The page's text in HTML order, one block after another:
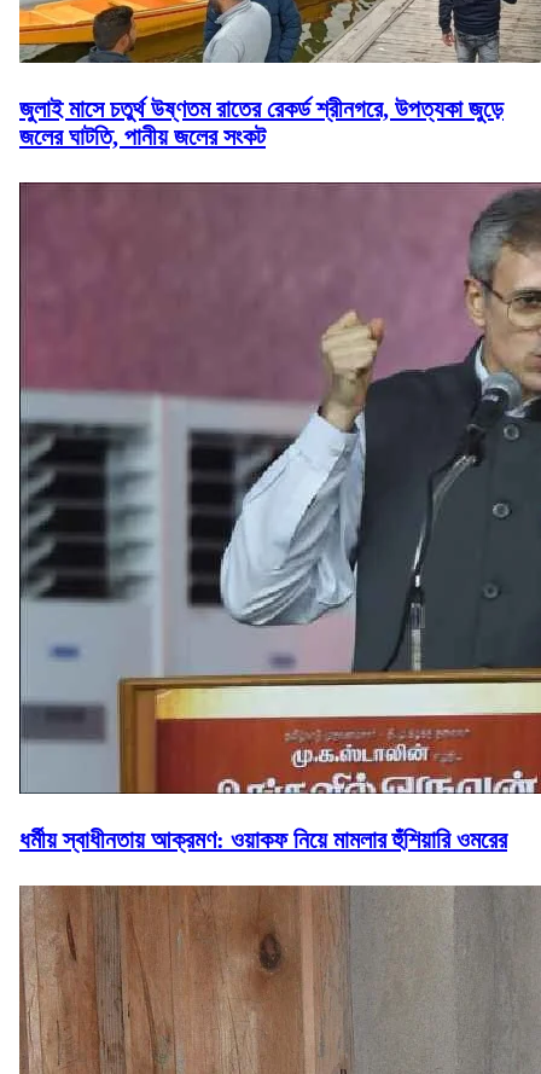
জুলাই মাসে চতুর্থ উষ্ণতম রাতের রেকর্ড শ্রীনগরে, উপত্যকা জুড়ে
জলের ঘাটতি, পানীয় জলের সংকট
ধর্মীয় স্বাধীনতায় আক্রমণ: ওয়াকফ নিয়ে মামলার হুঁশিয়ারি ওমরের